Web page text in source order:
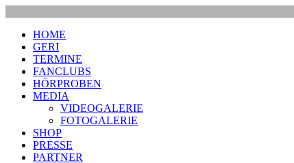
HOME
GERI
TERMINE
FANCLUBS
HÖRPROBEN
MEDIA
VIDEOGALERIE
FOTOGALERIE
SHOP
PRESSE
PARTNER